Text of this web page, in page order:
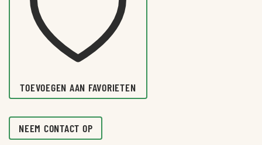
TOEVOEGEN AAN FAVORIETEN
NEEM CONTACT OP